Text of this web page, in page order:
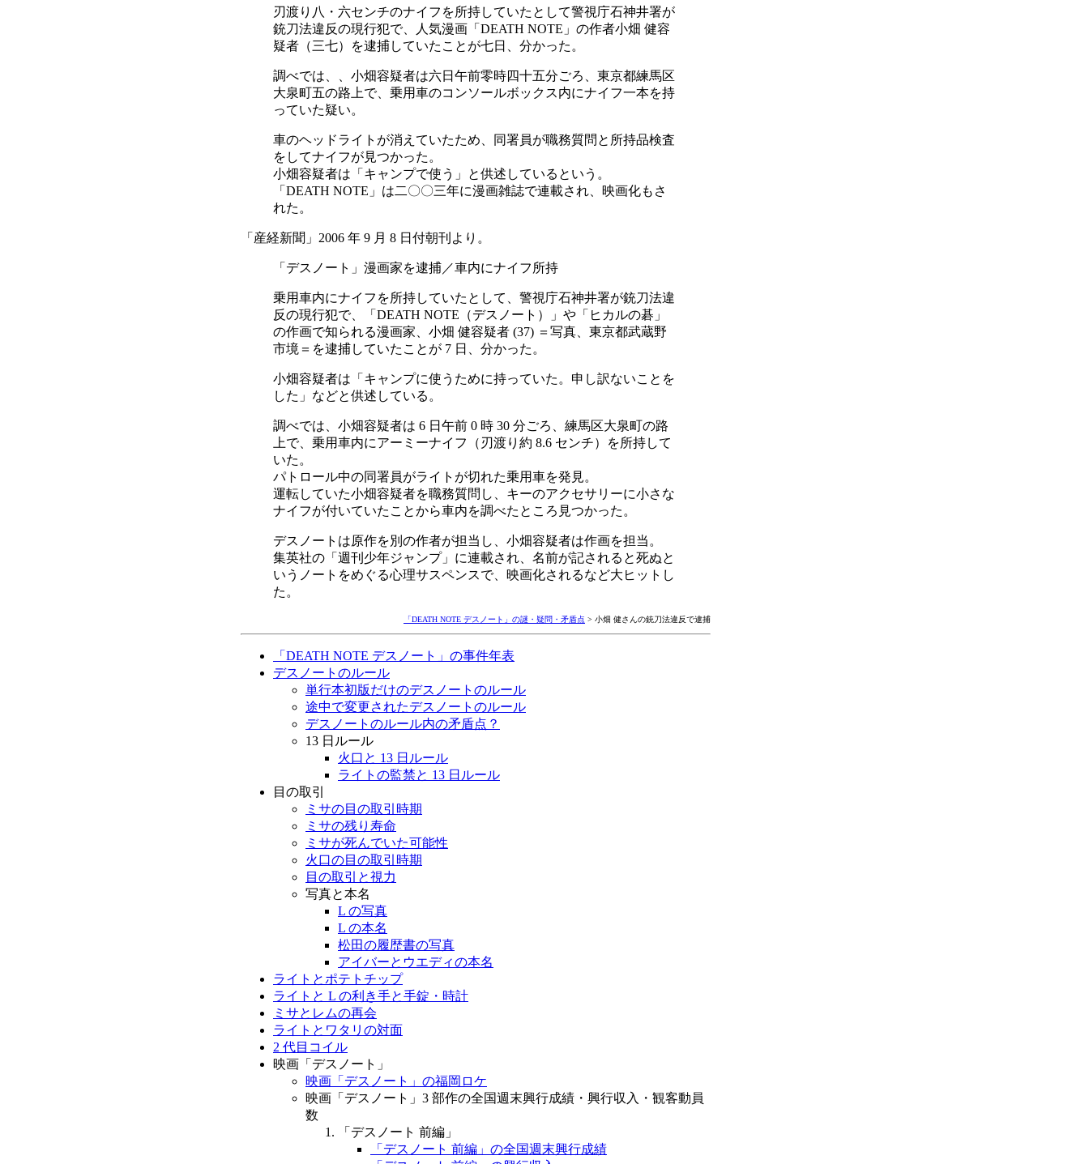
刃渡り八・六センチのナイフを所持していたとして警視庁石神井署が
銃刀法違反の現行犯で、人気漫画「DEATH NOTE」の作者小畑 健容
疑者（三七）を逮捕していたことが七日、分かった。
調べでは、、小畑容疑者は六日午前零時四十五分ごろ、東京都練馬区
大泉町五の路上で、乗用車のコンソールボックス内にナイフ一本を持
っていた疑い。
車のヘッドライトが消えていたため、同署員が職務質問と所持品検査
をしてナイフが見つかった。
小畑容疑者は「キャンプで使う」と供述しているという。
「DEATH NOTE」は二〇〇三年に漫画雑誌で連載され、映画化もさ
れた。
「産経新聞」2006 年 9 月 8 日付朝刊より。
「デスノート」漫画家を逮捕／車内にナイフ所持
乗用車内にナイフを所持していたとして、警視庁石神井署が銃刀法違
反の現行犯で、「DEATH NOTE（デスノート）」や「ヒカルの碁」
の作画で知られる漫画家、小畑 健容疑者 (37) ＝写真、東京都武蔵野
市境＝を逮捕していたことが 7 日、分かった。
小畑容疑者は「キャンプに使うために持っていた。申し訳ないことを
した」などと供述している。
調べでは、小畑容疑者は 6 日午前 0 時 30 分ごろ、練馬区大泉町の路
上で、乗用車内にアーミーナイフ（刃渡り約 8.6 センチ）を所持して
いた。
パトロール中の同署員がライトが切れた乗用車を発見。
運転していた小畑容疑者を職務質問し、キーのアクセサリーに小さな
ナイフが付いていたことから車内を調べたところ見つかった。
デスノートは原作を別の作者が担当し、小畑容疑者は作画を担当。
集英社の「週刊少年ジャンプ」に連載され、名前が記されると死ぬと
いうノートをめぐる心理サスペンスで、映画化されるなど大ヒットし
た。
「DEATH NOTE デスノート」の謎・疑問・矛盾点 > 小畑 健さんの銃刀法違反で逮捕
「DEATH NOTE デスノート」の事件年表
デスノートのルール
単行本初版だけのデスノートのルール
途中で変更されたデスノートのルール
デスノートのルール内の矛盾点？
13 日ルール
火口と 13 日ルール
ライトの監禁と 13 日ルール
目の取引
ミサの目の取引時期
ミサの残り寿命
ミサが死んでいた可能性
火口の目の取引時期
目の取引と視力
写真と本名
L の写真
L の本名
松田の履歴書の写真
アイバーとウエディの本名
ライトとポテトチップ
ライトと L の利き手と手錠・時計
ミサとレムの再会
ライトとワタリの対面
2 代目コイル
映画「デスノート」
映画「デスノート」の福岡ロケ
映画「デスノート」3 部作の全国週末興行成績・興行収入・観客動員
数
「デスノート 前編」
「デスノート 前編」の全国週末興行成績